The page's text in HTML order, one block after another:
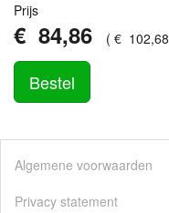
Prijs
€ 84,86 ( € 102,68
Bestel
Algemene voorwaarden
Privacy statement